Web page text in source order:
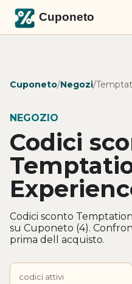
Cuponeto/Negozi/
NEGOZIO
Codici
Codici sconto
su Cuponeto (4).
prima dell acquisto.
codici attivi